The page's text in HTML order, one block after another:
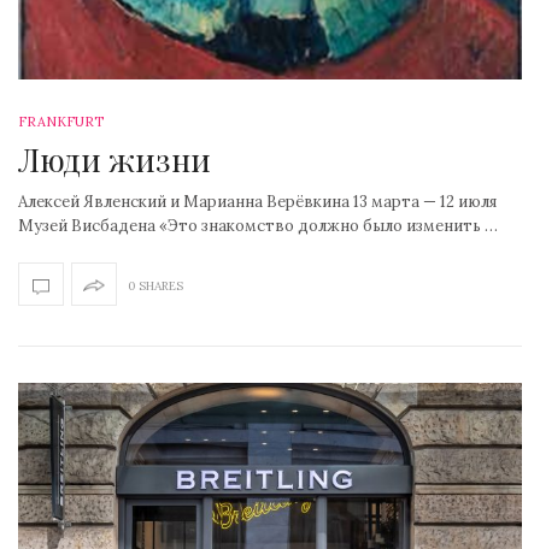
FRANKFURT
Люди жизни
Алексей Явленский и Марианна Верёвкина 13 марта — 12 июля
Музей Висбадена «Это знакомство должно было изменить …
0 SHARES